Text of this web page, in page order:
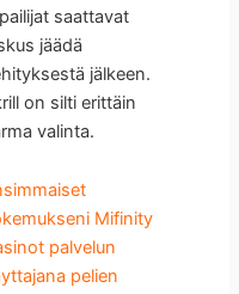
saattavat
jäädä
jälkeen.
on silti erittäin
valinta.
Mifinity
palvelun
pelien